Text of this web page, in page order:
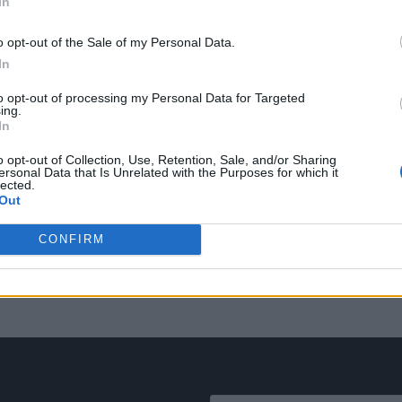
opt-out of the Sale of my Personal Data.
opt-out of processing my Personal Data for Targeted
opt-out of Collection, Use, Retention, Sale, and/or Sharing
Data that Is Unrelated with the Purposes for which it
CONFIRM